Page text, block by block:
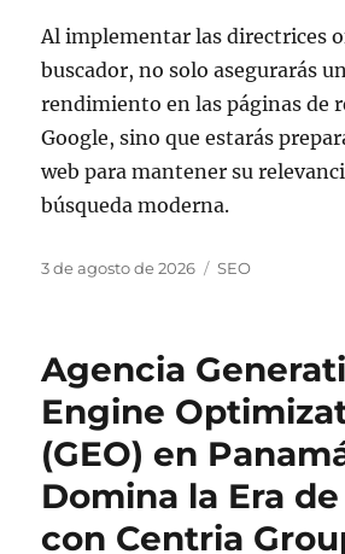
Al implementar las directrices
buscador, no solo asegurarás
rendimiento en las páginas de
Google, sino que estarás
web para mantener su
búsqueda moderna.
Publicado
3 de agosto de 2026 Categorías
SEO
Agencia
Engine
(GEO) en
Domina la Era
con Centria